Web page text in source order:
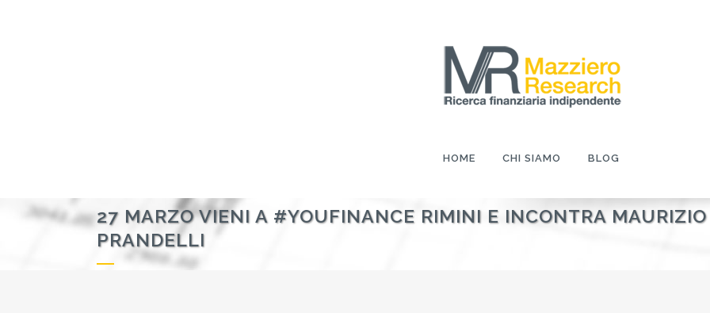
HOME CHI SIAMO BLOG
27 MARZO VIENI A #YOUFINANCE RIMINI E INCONTRA
PRANDELLI